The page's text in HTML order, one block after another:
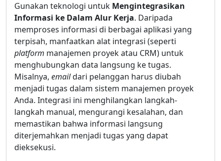
Gunakan teknologi untuk Mengintegrasikan
Informasi ke Dalam Alur Kerja. Daripada
memproses informasi di berbagai aplikasi yang
terpisah, manfaatkan alat integrasi (seperti
platform manajemen proyek atau CRM) untuk
menghubungkan data langsung ke tugas.
Misalnya, emaildari pelanggan harus diubah
menjadi tugas dalam sistem manajemen proyek
Anda. Integrasi ini menghilangkan langkah-
langkah manual, mengurangi kesalahan, dan
memastikan bahwa informasi langsung
diterjemahkan menjadi tugas yang dapat
dieksekusi.